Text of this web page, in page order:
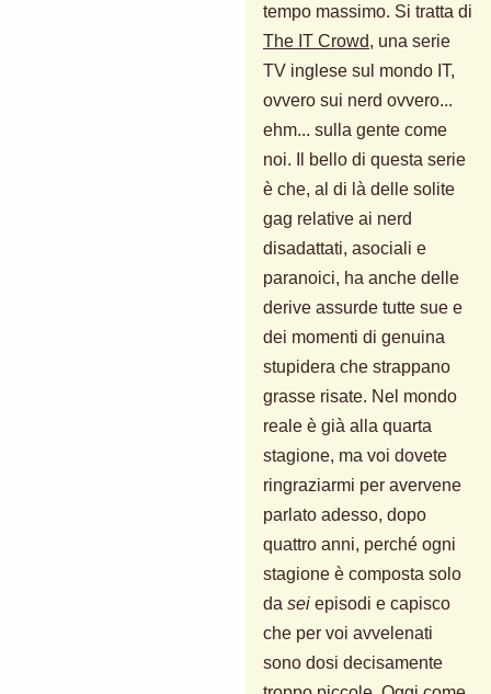
tempo massimo. Si tratta di
The IT Crowd, una serie
TV inglese sul mondo IT,
ovvero sui nerd ovvero...
ehm... sulla gente come
noi. Il bello di questa serie
è che, al di là delle solite
gag relative ai nerd
disadattati, asociali e
paranoici, ha anche delle
derive assurde tutte sue e
dei momenti di genuina
stupidera che strappano
grasse risate. Nel mondo
reale è già alla quarta
stagione, ma voi dovete
ringraziarmi per avervene
parlato adesso, dopo
quattro anni, perché ogni
stagione è composta solo
da sei episodi e capisco
che per voi avvelenati
sono dosi decisamente